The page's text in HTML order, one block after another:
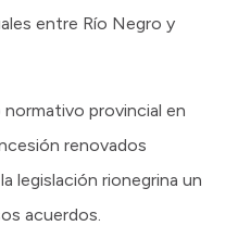
entre Río Negro y
normativo provincial en
renovados
legislación rionegrina un
acuerdos.